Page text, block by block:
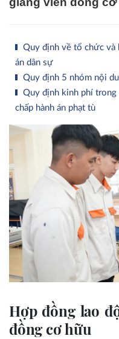
Quy định về tổ chức và
án dân sự
Quy định 5 nhóm nội
Quy định kinh phí trong
chấp hành án phạt tù
Hợp đồng lao
đồng cơ hữu